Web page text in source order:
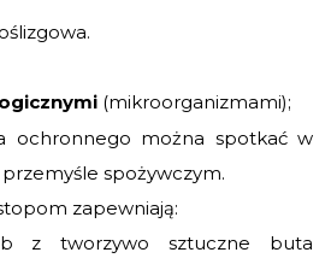
(mikroorganizmami);
ochronnego można spotkać w
przemyśle spożywczym.
zapewniają:
z tworzywo sztuczne buta